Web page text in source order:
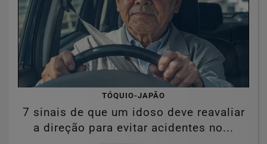
TÓQUIO-JAPÃO
7 sinais de que um idoso deve reavaliar
a direção para evitar acidentes no...